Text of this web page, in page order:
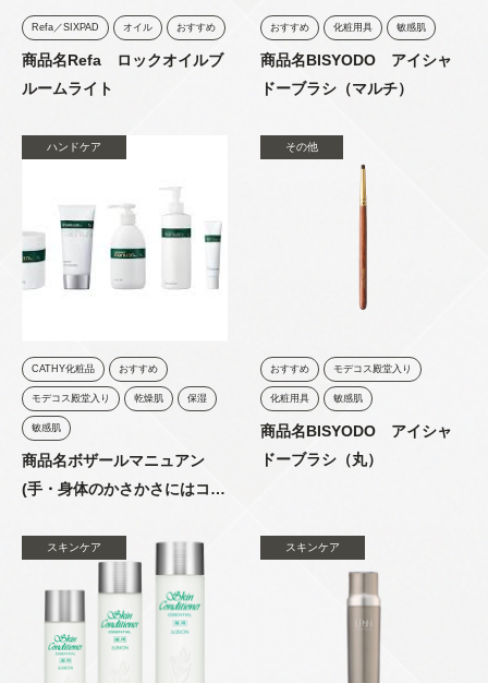
Refa／SIXPAD オイル おすすめ
商品名Refa ロックオイルブ
ルームライト
おすすめ 化粧用具 敏感肌
商品名BISYODO アイシャ
ドーブラシ（マルチ）
ハンドケア
CATHY化粧品 おすすめ
モデコス殿堂入り 乾燥肌 保湿
敏感肌
商品名ボザールマニュアン
(手・身体のかさかさにはコレ
その他
おすすめ モデコス殿堂入り
化粧用具 敏感肌
商品名BISYODO アイシャ
ドーブラシ（丸）
スキンケア スキンケア